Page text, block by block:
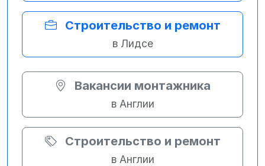
Строительство и ремонт
в Лидсе
Вакансии монтажника
в Англии
Строительство и ремонт
в Англии